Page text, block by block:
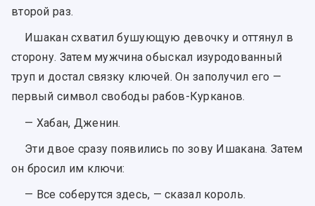
второй раз.
Ишакан схватил бушующую девочку и оттянул в
сторону. Затем мужчина обыскал изуродованный
труп и достал связку ключей. Он заполучил его —
первый символ свободы рабов-Курканов.
— Хабан, Дженин.
Эти двое сразу появились по зову Ишакана. Затем
он бросил им ключи:
— Все соберутся здесь, — сказал король.